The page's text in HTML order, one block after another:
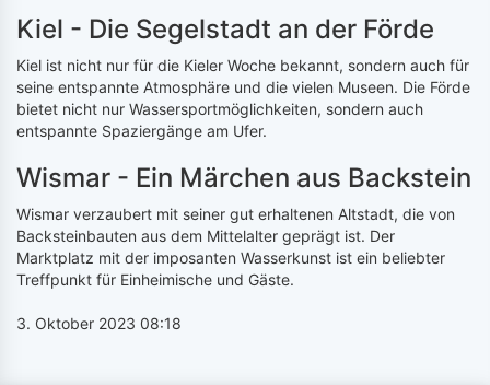
Kiel - Die Segelstadt an der Förde
Kiel ist nicht nur für die Kieler Woche bekannt, sondern auch für
seine entspannte Atmosphäre und die vielen Museen. Die Förde
bietet nicht nur Wassersportmöglichkeiten, sondern auch
entspannte Spaziergänge am Ufer.
Wismar - Ein Märchen aus Backstein
Wismar verzaubert mit seiner gut erhaltenen Altstadt, die von
Backsteinbauten aus dem Mittelalter geprägt ist. Der
Marktplatz mit der imposanten Wasserkunst ist ein beliebter
Treffpunkt für Einheimische und Gäste.
3. Oktober 2023 08:18